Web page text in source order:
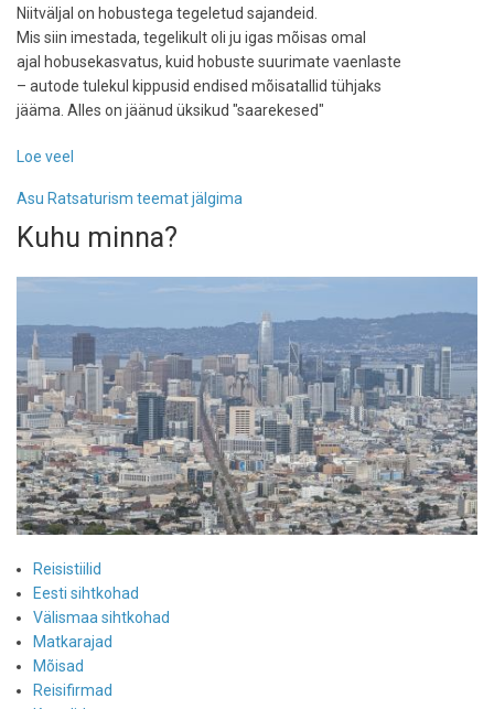
Niitväljal on hobustega tegeletud sajandeid.
Mis siin imestada, tegelikult oli ju igas mõisas omal
ajal hobusekasvatus, kuid hobuste suurimate vaenlaste
– autode tulekul kippusid endised mõisatallid tühjaks
jääma. Alles on jäänud üksikud "saarekesed"
Loe veel
hobuste
juurde
Asu Ratsaturism teemat jälgima
Kuhu minna?
Reisistiilid
Eesti sihtkohad
Välismaa sihtkohad
Matkarajad
Mõisad
Reisifirmad